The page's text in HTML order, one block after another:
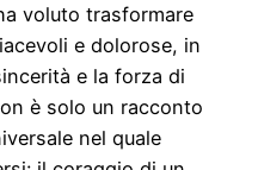
voluto trasformare
e dolorose, in
e la forza di
è solo un racconto
nel quale